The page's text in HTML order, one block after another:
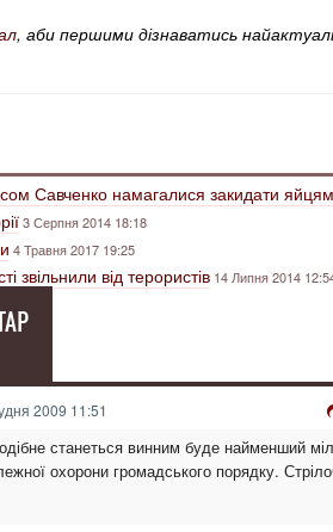
, аби першими дізнаватись
Савченко намагалися закидати
3 Серпня 2014 18:18
4 Травня 2017 19:25
звільнили від терористів 14 Липня 2014
2009 11:51
станеться винним буде найменший
охорони громадського порядку.